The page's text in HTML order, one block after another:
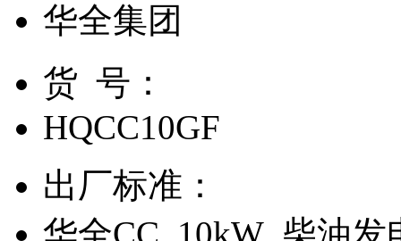
华全集团
货 号：
HQCC10GF
出厂标准：